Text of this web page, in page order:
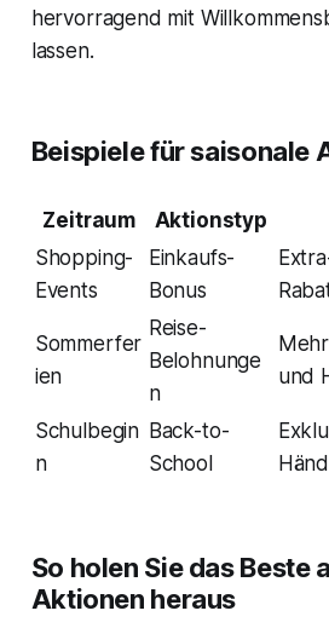
hervorragend mit
lassen.
Beispiele für saisonale
Zeitraum Aktionstyp
Shopping-
Events
Einkaufs-
Bonus
Sommerfer
ien
Reise-
Belohnunge
n
und
Schulbegin
n
Back-to-
School
So holen Sie das Beste
Aktionen heraus